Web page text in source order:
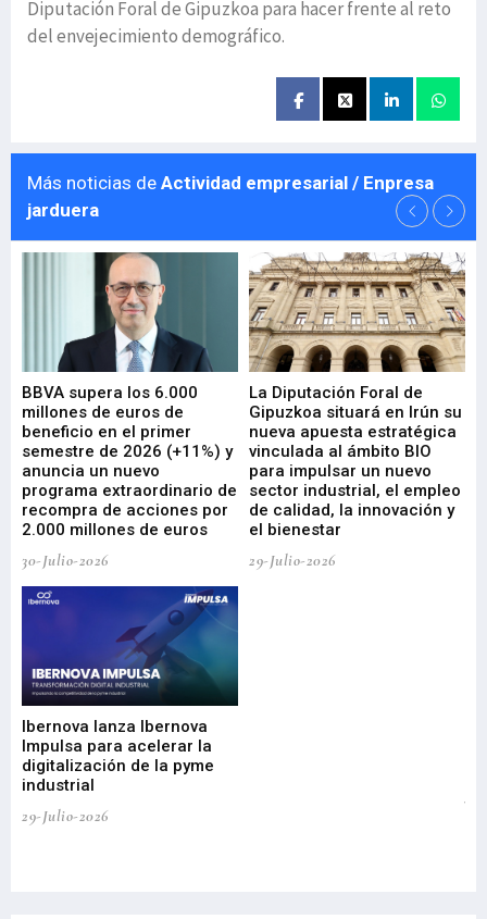
Diputación Foral de Gipuzkoa para hacer frente al reto
del envejecimiento demográfico.
Más noticias de Actividad empresarial / Enpresa
jarduera
BBVA supera los 6.000
millones de euros de
beneficio en el primer
semestre de 2026 (+11%) y
anuncia un nuevo
programa extraordinario de
recompra de acciones por
2.000 millones de euros
30-Julio-2026
La Diputación Foral de
Gipuzkoa situará en Irún su
nueva apuesta estratégica
vinculada al ámbito BIO
para impulsar un nuevo
sector industrial, el empleo
de calidad, la innovación y
el bienestar
29-Julio-2026
Ibernova lanza Ibernova
Impulsa para acelerar la
digitalización de la pyme
industrial
29-Julio-2026